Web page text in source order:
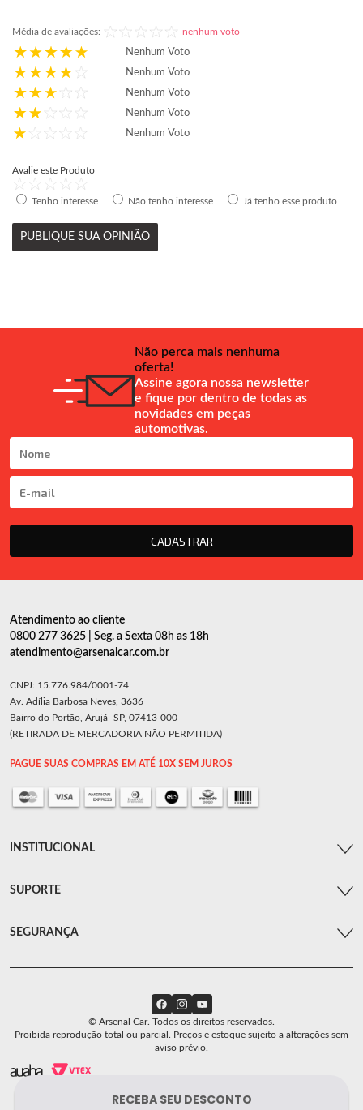
Média de avaliações: nenhum voto
Nenhum Voto
Nenhum Voto
Nenhum Voto
Nenhum Voto
Nenhum Voto
Avalie este Produto
Tenho interesse Não tenho interesse Já tenho esse produto
PUBLIQUE SUA OPINIÃO
Não perca mais nenhuma
oferta!
Assine agora nossa newsletter
e fique por dentro de todas as
novidades em peças
automotivas.
CADASTRAR
Atendimento ao cliente
0800 277 3625 | Seg. a Sexta 08h as 18h
atendimento@arsenalcar.com.br
CNPJ: 15.776.984/0001-74
Av. Adília Barbosa Neves, 3636
Bairro do Portão, Arujá -SP, 07413-000
(RETIRADA DE MERCADORIA NÃO PERMITIDA)
PAGUE SUAS COMPRAS EM ATÉ 10X SEM JUROS
INSTITUCIONAL
SUPORTE
SEGURANÇA
© Arsenal Car. Todos os direitos reservados.
Proibida reprodução total ou parcial. Preços e estoque sujeito a alterações sem
aviso prévio.